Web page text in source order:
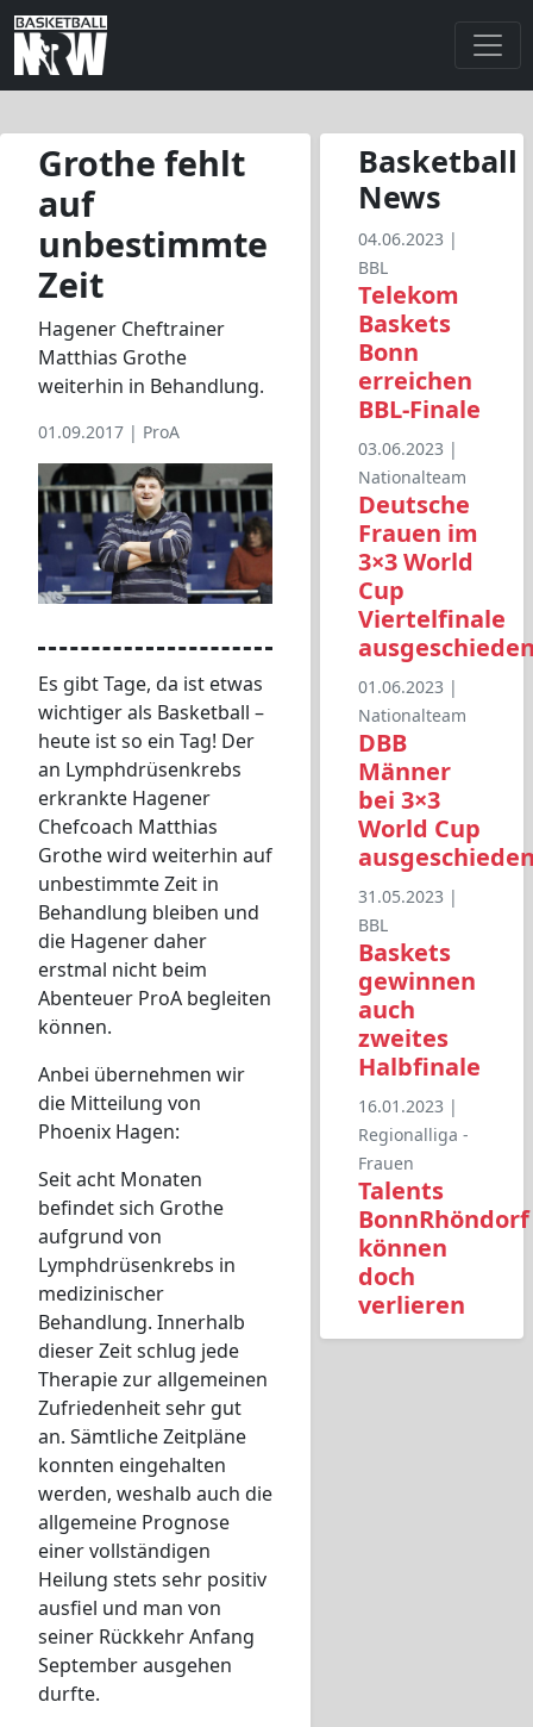
Grothe fehlt
auf
unbestimmte
Zeit
Hagener Cheftrainer
Matthias Grothe
weiterhin in Behandlung.
01.09.2017 | ProA
Es gibt Tage, da ist etwas
wichtiger als Basketball –
heute ist so ein Tag! Der
an Lymphdrüsenkrebs
erkrankte Hagener
Chefcoach Matthias
Grothe wird weiterhin auf
unbestimmte Zeit in
Behandlung bleiben und
die Hagener daher
erstmal nicht beim
Abenteuer ProA begleiten
können.
Anbei übernehmen wir
die Mitteilung von
Phoenix Hagen:
Seit acht Monaten
befindet sich Grothe
aufgrund von
Lymphdrüsenkrebs in
medizinischer
Behandlung. Innerhalb
dieser Zeit schlug jede
Therapie zur allgemeinen
Zufriedenheit sehr gut
an. Sämtliche Zeitpläne
konnten eingehalten
werden, weshalb auch die
allgemeine Prognose
einer vollständigen
Heilung stets sehr positiv
ausfiel und man von
seiner Rückkehr Anfang
September ausgehen
durfte.
Basketball
News
04.06.2023 |
BBL
Telekom
Baskets
Bonn
erreichen
BBL-Finale
03.06.2023 |
Nationalteam
Deutsche
Frauen im
3×3 World
Cup
Viertelfinale
01.06.2023 |
Nationalteam
DBB
Männer
bei 3×3
World Cup
31.05.2023 |
BBL
Baskets
gewinnen
auch
zweites
Halbfinale
16.01.2023 |
Regionalliga -
Frauen
Talents
BonnRhöndorf
können
doch
verlieren